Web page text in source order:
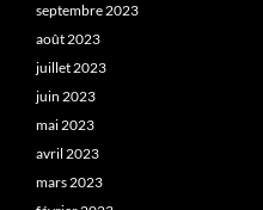
septembre 2023
août 2023
juillet 2023
juin 2023
mai 2023
avril 2023
mars 2023